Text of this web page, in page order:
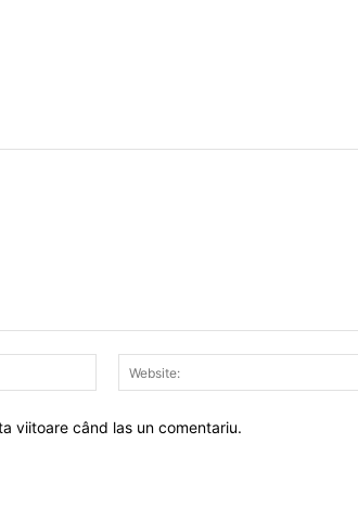
Email:*
viitoare când las un comentariu.